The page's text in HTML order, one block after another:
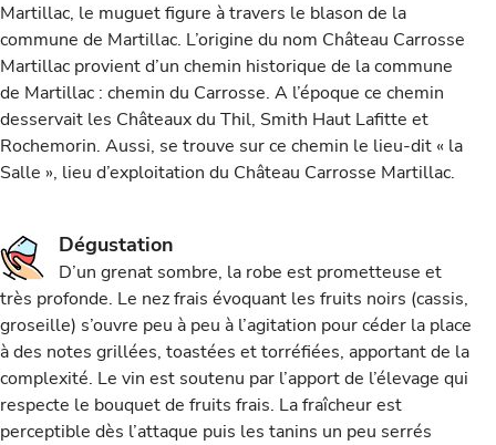
Martillac, le muguet figure à travers le blason de la
commune de Martillac. L’origine du nom Château Carrosse
Martillac provient d’un chemin historique de la commune
de Martillac : chemin du Carrosse. A l’époque ce chemin
desservait les Châteaux du Thil, Smith Haut Lafitte et
Rochemorin. Aussi, se trouve sur ce chemin le lieu-dit « la
Salle », lieu d’exploitation du Château Carrosse Martillac.
Dégustation
D’un grenat sombre, la robe est prometteuse et
très profonde. Le nez frais évoquant les fruits noirs (cassis,
groseille) s’ouvre peu à peu à l’agitation pour céder la place
à des notes grillées, toastées et torréfiées, apportant de la
complexité. Le vin est soutenu par l’apport de l’élevage qui
respecte le bouquet de fruits frais. La fraîcheur est
perceptible dès l’attaque puis les tanins un peu serrés